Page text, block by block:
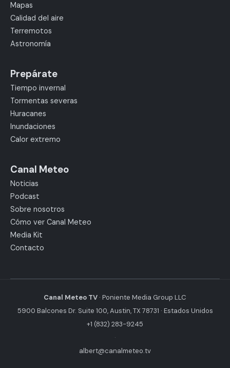
Mapas
Calidad del aire
Terremotos
Astronomía
Prepárate
Tiempo invernal
Tormentas severas
Huracanes
Inundaciones
Calor extremo
Canal Meteo
Noticias
Podcast
Sobre nosotros
Cómo ver Canal Meteo
Media Kit
Contacto
Canal Meteo TV · Poniente Media Group LLC
5900 Balcones Dr. Suite 100, Austin, TX 78731 · Estados Unidos
+1 (832) 283-9245
·
albert@canalmeteo.tv